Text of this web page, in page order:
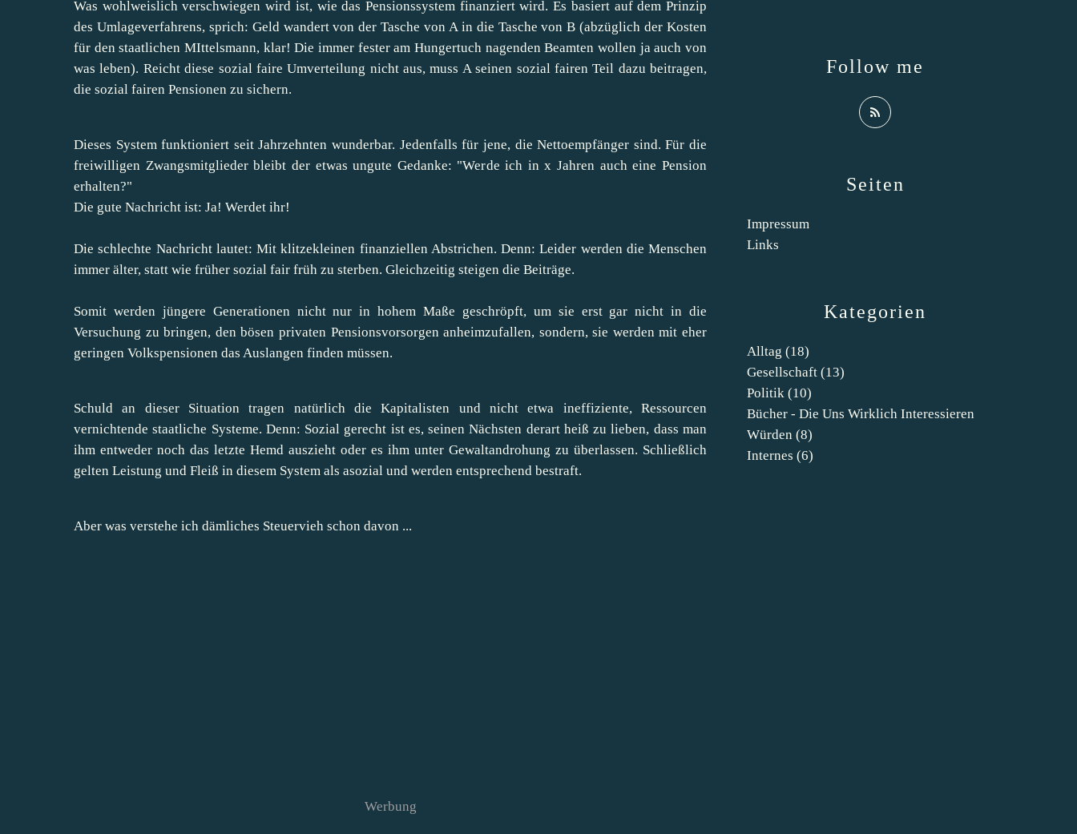
Was wohlweislich verschwiegen wird ist, wie das Pensionssystem finanziert wird. Es basiert auf dem Prinzip
des Umlageverfahrens, sprich: Geld wandert von der Tasche von A in die Tasche von B (abzüglich der Kosten
für den staatlichen MIttelsmann, klar! Die immer fester am Hungertuch nagenden Beamten wollen ja auch von
was leben). Reicht diese sozial faire Umverteilung nicht aus, muss A seinen sozial fairen Teil dazu beitragen,
die sozial fairen Pensionen zu sichern.
Dieses System funktioniert seit Jahrzehnten wunderbar. Jedenfalls für jene, die Nettoempfänger sind. Für die
freiwilligen Zwangsmitglieder bleibt der etwas ungute Gedanke: "Werde ich in x Jahren auch eine Pension
erhalten?"
Die gute Nachricht ist: Ja! Werdet ihr!
Die schlechte Nachricht lautet: Mit klitzekleinen finanziellen Abstrichen. Denn: Leider werden die Menschen
immer älter, statt wie früher sozial fair früh zu sterben. Gleichzeitig steigen die Beiträge.
Somit werden jüngere Generationen nicht nur in hohem Maße geschröpft, um sie erst gar nicht in die
Versuchung zu bringen, den bösen privaten Pensionsvorsorgen anheimzufallen, sondern, sie werden mit eher
geringen Volkspensionen das Auslangen finden müssen.
Schuld an dieser Situation tragen natürlich die Kapitalisten und nicht etwa ineffiziente, Ressourcen
vernichtende staatliche Systeme. Denn: Sozial gerecht ist es, seinen Nächsten derart heiß zu lieben, dass man
ihm entweder noch das letzte Hemd auszieht oder es ihm unter Gewaltandrohung zu überlassen. Schließlich
gelten Leistung und Fleiß in diesem System als asozial und werden entsprechend bestraft.
Aber was verstehe ich dämliches Steuervieh schon davon ...
Werbung
Kategorien
Alltag (18)
Gesellschaft (13)
Politik (10)
Bücher - Die Uns Wirklich Interessieren
Würden (8)
Internes (6)
Seiten
Impressum
Links
Follow me